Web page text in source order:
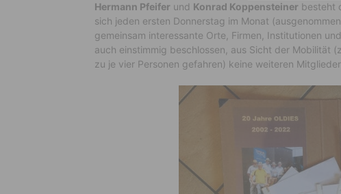
Hermann Pfeifer und Konrad Koppensteiner besteht
sich jeden ersten Donnerstag im Monat
gemeinsam interessante Orte, Firmen, Institutionen
auch einstimmig beschlossen, aus Sicht der Mobilität
zu je vier Personen gefahren) keine weiteren